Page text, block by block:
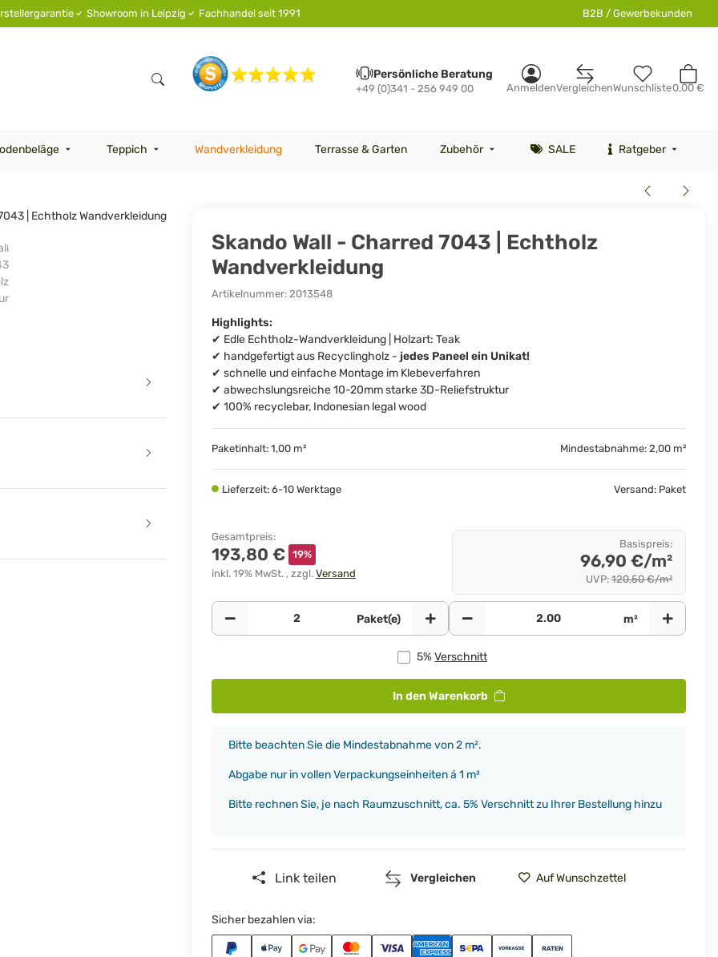
Showroom in Leipzig Fachhandel seit 1991 B2B / Gewerbekunden
Persönliche Beratung
+49 (0)341 - 256 949 00 AnmeldenVergleichenWunschliste0,00 €
Teppich Wandverkleidung Terrasse & Garten Zubehör SALE Ratgeber
Skando Wall - Charred 7043 | Echtholz
Wandverkleidung
Artikelnummer: 2013548
Highlights:
✔ Edle Echtholz-Wandverkleidung | Holzart: Teak
✔ handgefertigt aus Recyclingholz - jedes Paneel ein Unikat!
✔ schnelle und einfache Montage im Klebeverfahren
✔ abwechslungsreiche 10-20mm starke 3D-Reliefstruktur
✔ 100% recyclebar, Indonesian legal wood
Paketinhalt: 1,00 m² Mindestabnahme: 2,00 m²
Lieferzeit: 6-10 Werktage Versand: Paket
Gesamtpreis:
193,80 € 19%
inkl. 19% MwSt. , zzgl. Versand
Basispreis:
96,90 €/m²
UVP: 120,50 €/m²
Paket(e) m²
5% Verschnitt
In den Warenkorb
x
Bitte beachten Sie die Mindestabnahme von 2 m².
Abgabe nur in vollen Verpackungseinheiten á 1 m²
Bitte rechnen Sie, je nach Raumzuschnitt, ca. 5% Verschnitt zu Ihrer Bestellung hinzu
Link teilen Vergleichen Auf Wunschzettel
Sicher bezahlen via: